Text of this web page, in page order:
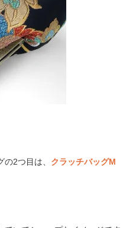
2つ目は、 クラッチバッグM